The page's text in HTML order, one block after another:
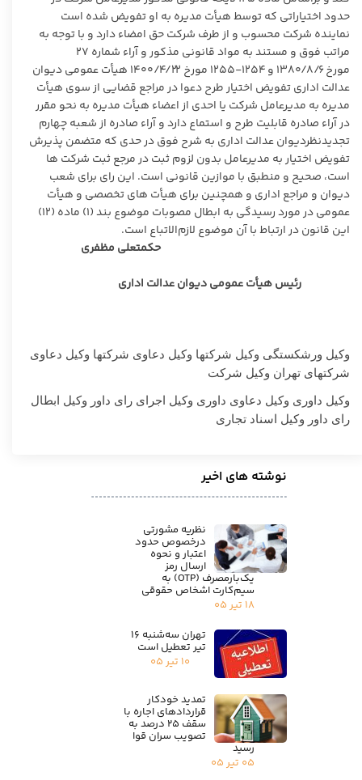
حدود اختیاراتی که توسط هیأت مدیره به او تفویض شده است
نماینده شرکت محسوب و از طرف شرکت حق امضاء دارد و با توجه به
مراتب فوق و مستند به مواد قانونی مذکور و آراء شماره ۲۷
مورخ ۱۳۸۰/۸/۶ و ۱۲۵۴-۱۲۵۵ مورخ ۱۴۰۰/۴/۲۲ هیأت عمومی دیوان
عدالت اداری تفویض اختیار طرح دعوا در مراجع قضایی از سوی هیأت
مدیره به مدیرعامل شرکت یا احدی از اعضاء هیأت مدیره به نحو مقرر
در آراء صادره قابلیت طرح و استماع دارد و آراء صادره از شعبه چهارم
تجدیدنظردیوان عدالت اداری به شرح فوق در حدی که متضمن پذیرش
تفویض اختیار به مدیرعامل بدون لزوم ثبت در مرجع ثبت شرکت ها
است، صحیح و منطبق با موازین قانونی است. این رای برای شعب
دیوان و مراجع اداری و همچنین برای هیأت های تخصصی و هیأت
عمومی در مورد رسیدگی به ابطال مصوبات موضوع بند (۱) ماده (۱۲)
این قانون در ارتباط با آن موضوع لازم‌الاتباع است.
حکمتعلی مظفری
رئیس هیأت عمومی دیوان عدالت اداری
وکیل ورشکستگی وکیل شرکتها وکیل دعاوی شرکتها وکیل دعاوی
شرکتهای تهران وکیل شرکت
وکیل داوری وکیل دعاوی داوری وکیل اجرای رای داور وکیل ابطال
رای داور وکیل اسناد تجاری
نوشته های اخیر
نظریه مشورتی
درخصوص حدود
اعتبار و نحوه
ارسال رمز
یک‌بارمصرف (OTP) به
سیم‌کارت اشخاص حقوقی
۱۸ تیر ۰۵
تهران سه‌شنبه ۱۶
تیر تعطیل است
۱۰ تیر ۰۵
تمدید خودکار
قراردادهای اجاره با
سقف ۲۵ درصد به
تصویب سران قوا
رسید
۰۵ تیر ۰۵